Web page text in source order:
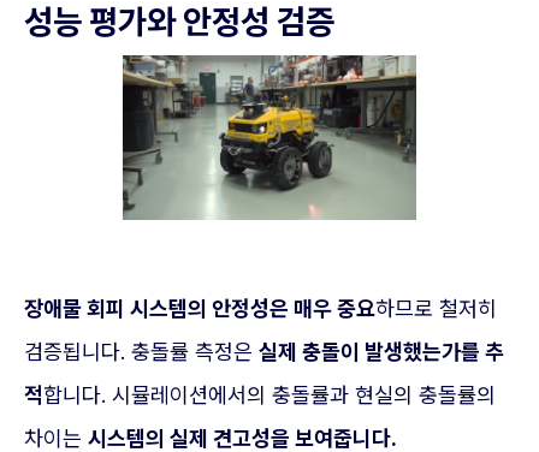
성능 평가와 안정성 검증
장애물 회피 시스템의 안정성은 매우 중요하므로 철저히
검증됩니다. 충돌률 측정은 실제 충돌이 발생했는가를 추
적합니다. 시뮬레이션에서의 충돌률과 현실의 충돌률의
차이는 시스템의 실제 견고성을 보여줍니다.